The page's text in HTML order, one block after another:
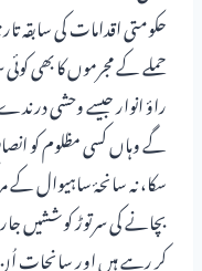
حکومتی اقدامات کی سابقہ
حملے کے مجرموں کا بھی
راؤ انوار جیسے وحشی
گے وہاں کسی مظلوم کو
سکا، نہ سانحۂ ساہیوال کے
بچانے کی سرتوڑ کوششیں
کر رہے ہیں اور سانحات